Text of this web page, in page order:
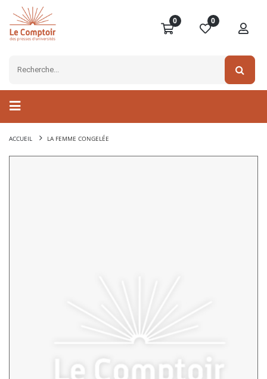
0 0
ACCUEIL LA FEMME CONGELÉE